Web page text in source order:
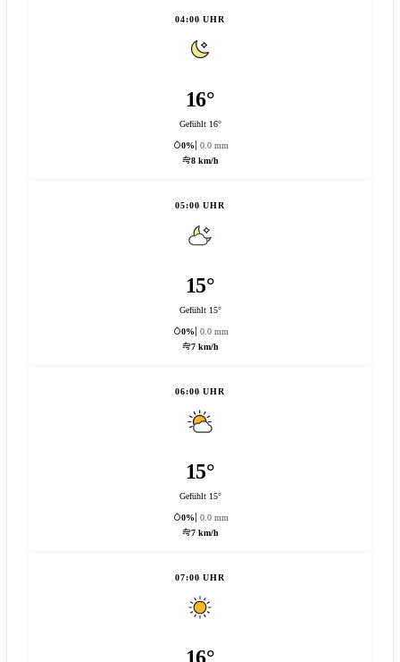
04:00 UHR
16°
Gefühlt 16°
0%
0.0 mm
8 km/h
05:00 UHR
15°
Gefühlt 15°
0%
0.0 mm
7 km/h
06:00 UHR
15°
Gefühlt 15°
0%
0.0 mm
7 km/h
07:00 UHR
16°